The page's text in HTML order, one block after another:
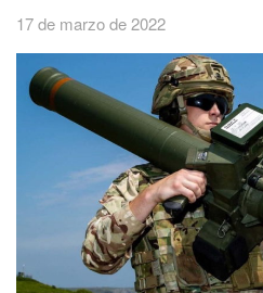
17 de marzo de 2022